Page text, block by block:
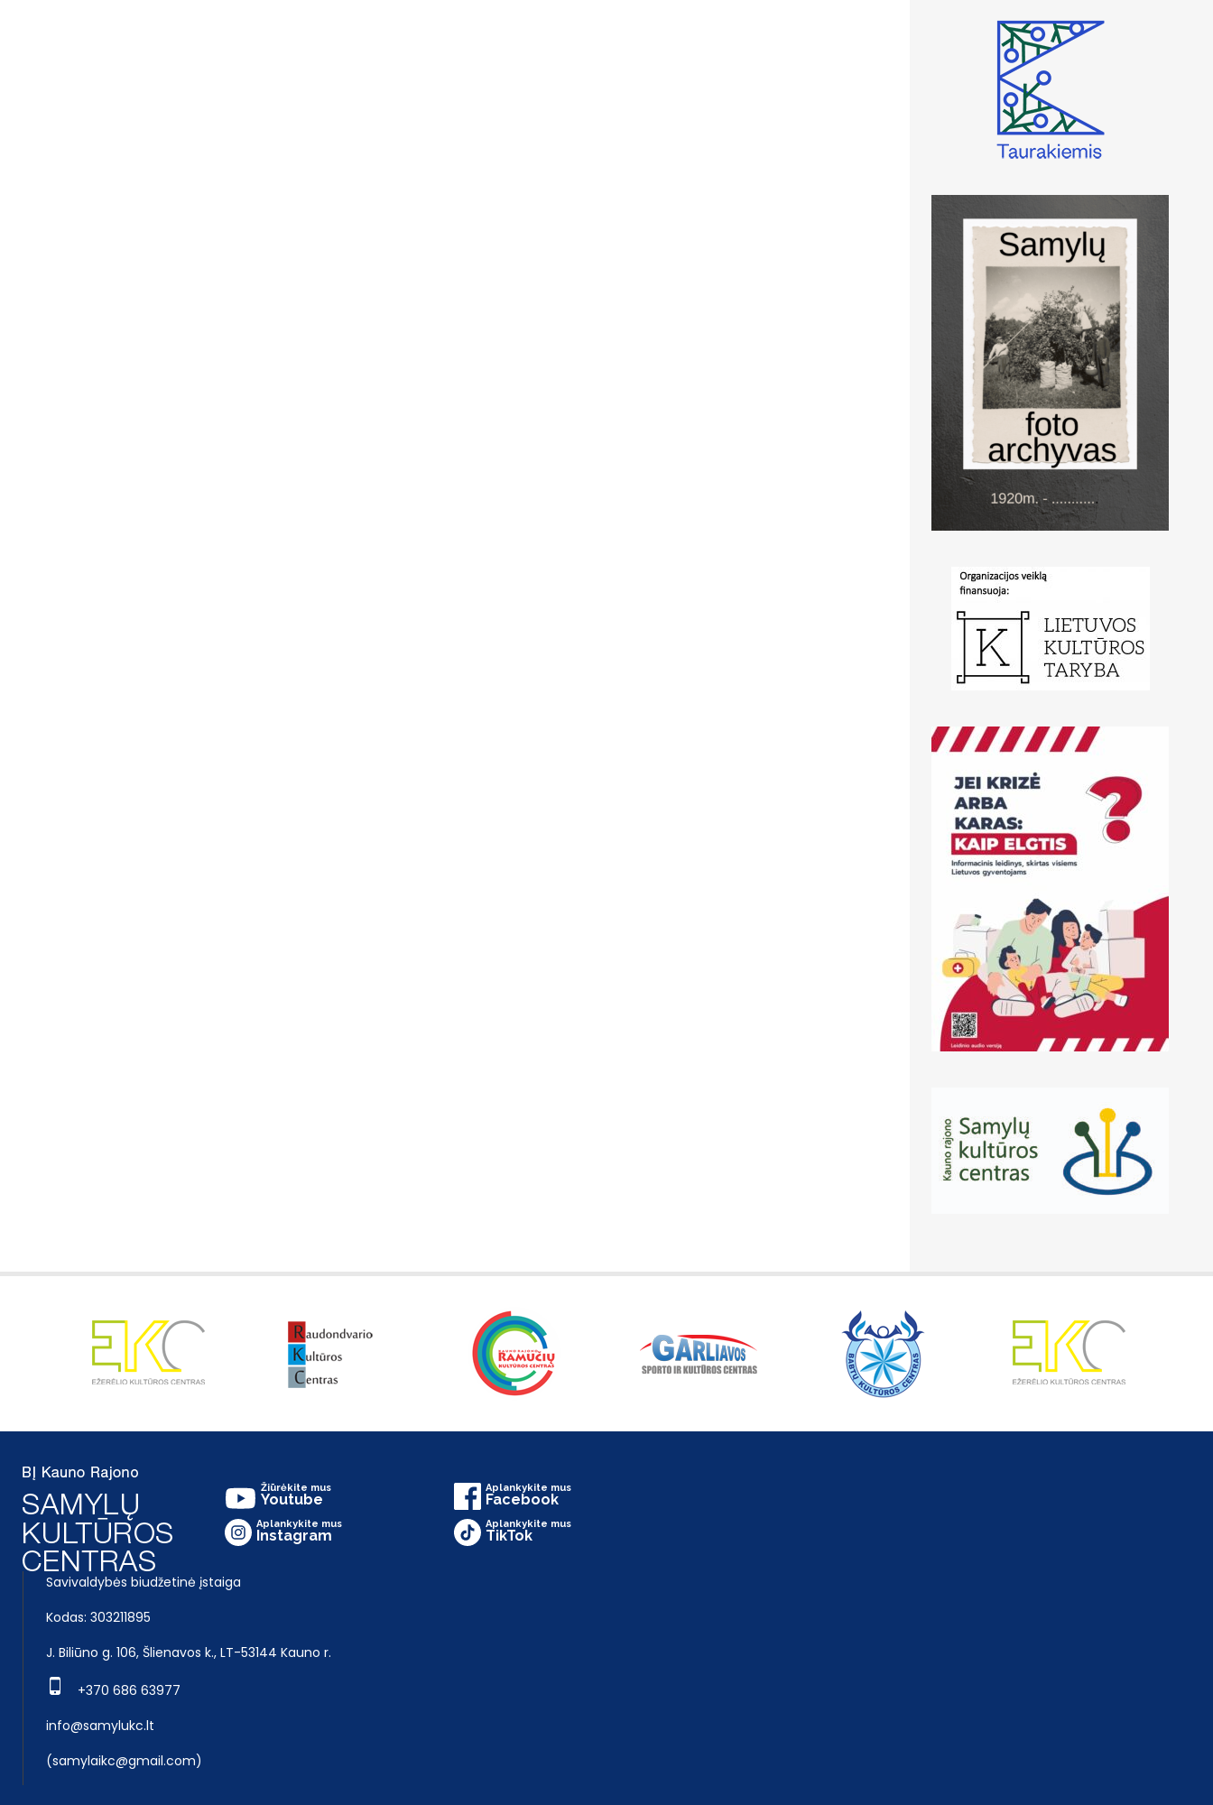
Žiūrėkite mus
Youtube
Aplankykite mus
Facebook
Aplankykite mus
Instagram
Aplankykite mus
TikTok
Savivaldybės biudžetinė įstaiga
Kodas: 303211895
J. Biliūno g. 106, Šlienavos k., LT-53144 Kauno r.
+370 686 63977
info@samylukc.lt
(samylaikc@gmail.com)